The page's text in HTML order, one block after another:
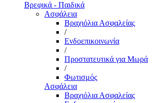
Βρεφικά - Παιδικά
Ασφάλεια
Βραχιόλια Ασφαλείας
/
Ενδοεπικοινωνία
/
Προστατευτικά για Μωρά
/
Φωτισμός
Ασφάλεια
Βραχιόλια Ασφαλείας